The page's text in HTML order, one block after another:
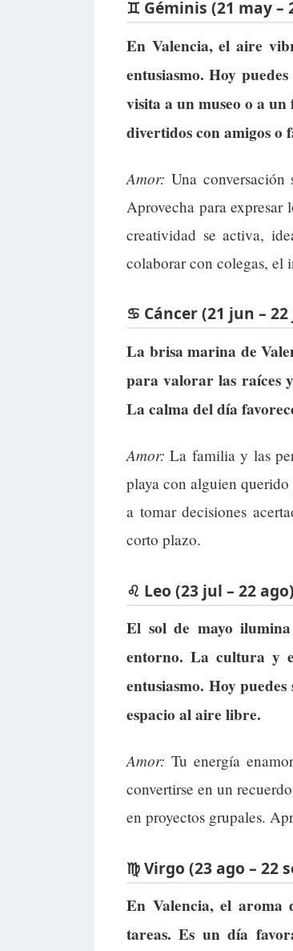
♊ Géminis (21 may –
En Valencia, el aire
entusiasmo. Hoy
visita a un museo o a
divertidos con amigos o
Amor: Una
Aprovecha para
creatividad se activa,
colaborar con colegas, el
♋ Cáncer (21 jun –
La brisa marina de
para valorar las raíces
La calma del día
Amor: La familia y las
playa con alguien querido
a tomar decisiones
corto plazo.
♌ Leo (23 jul – 22 ago)
El sol de mayo
entorno. La cultura y
entusiasmo. Hoy
espacio al aire libre.
Amor: Tu energía
convertirse en un
en proyectos grupales.
♍ Virgo (23 ago – 22
En Valencia, el
tareas. Es un día